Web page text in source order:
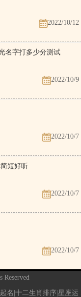
2022/10/12
名字打多少分测试
2022/10/9
2022/10/7
短好听
2022/10/7
2022/10/7
Reserved
名|十二生肖排序|星座运